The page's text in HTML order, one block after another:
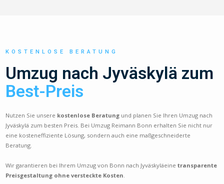
KOSTENLOSE BERATUNG
Umzug nach Jyväskylä zum
Best-Preis
Nutzen Sie unsere kostenlose Beratung und planen Sie Ihren Umzug nach
Jyväskylä zum besten Preis. Bei Umzug Reimann Bonn erhalten Sie nicht nur
eine kosteneffiziente Lösung, sondern auch eine maßgeschneiderte
Beratung.
Wir garantieren bei Ihrem Umzug von Bonn nach Jyväskyläeinetransparente
Preisgestaltung ohne versteckte Kosten